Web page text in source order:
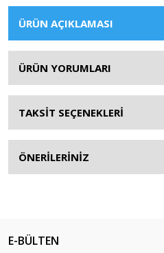
ÜRÜN AÇIKLAMASI
ÜRÜN YORUMLARI
TAKSİT SEÇENEKLERİ
ÖNERİLERİNİZ
E-BÜLTEN